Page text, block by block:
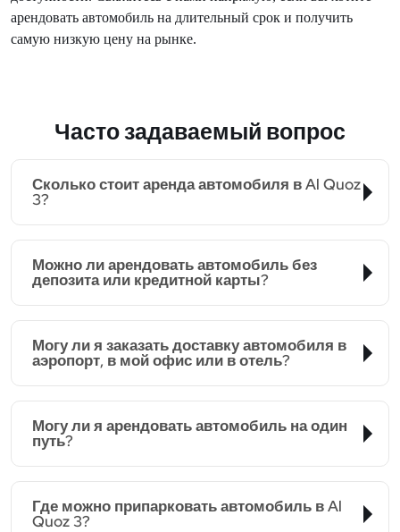
арендовать автомобиль на длительный срок и получить
самую низкую цену на рынке.
Часто задаваемый вопрос
Сколько стоит аренда автомобиля в Al Quoz
3?
Можно ли арендовать автомобиль без
депозита или кредитной карты?
Могу ли я заказать доставку автомобиля в
аэропорт, в мой офис или в отель?
Могу ли я арендовать автомобиль на один
путь?
Где можно припарковать автомобиль в Al
Quoz 3?